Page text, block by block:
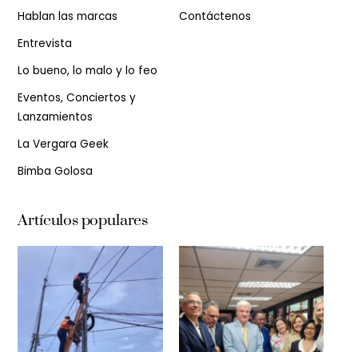
Hablan las marcas
Entrevista
Lo bueno, lo malo y lo feo
Eventos, Conciertos y
Lanzamientos
La Vergara Geek
Bimba Golosa
Contáctenos
Artículos populares